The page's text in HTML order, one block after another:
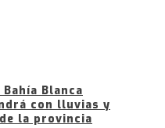
Blanca
con lluvias y
la provincia